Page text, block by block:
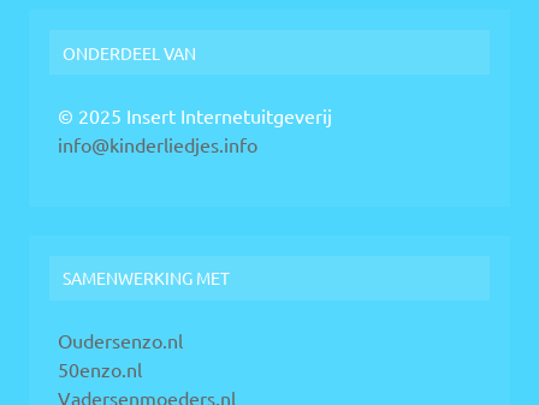
ONDERDEEL VAN
© 2025 Insert Internetuitgeverij
info@kinderliedjes.info
SAMENWERKING MET
Oudersenzo.nl
50enzo.nl
Vadersenmoeders.nl